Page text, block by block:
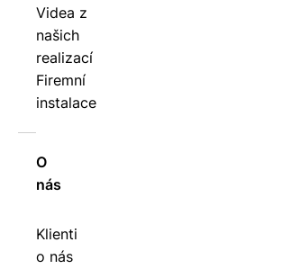
Videa z
našich
realizací
Firemní
instalace
O
nás
Klienti
o nás